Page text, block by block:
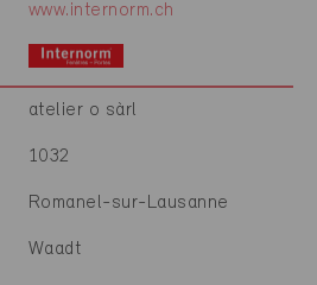
www.internorm.ch
atelier o sàrl
1032
Romanel-sur-Lausanne
Waadt